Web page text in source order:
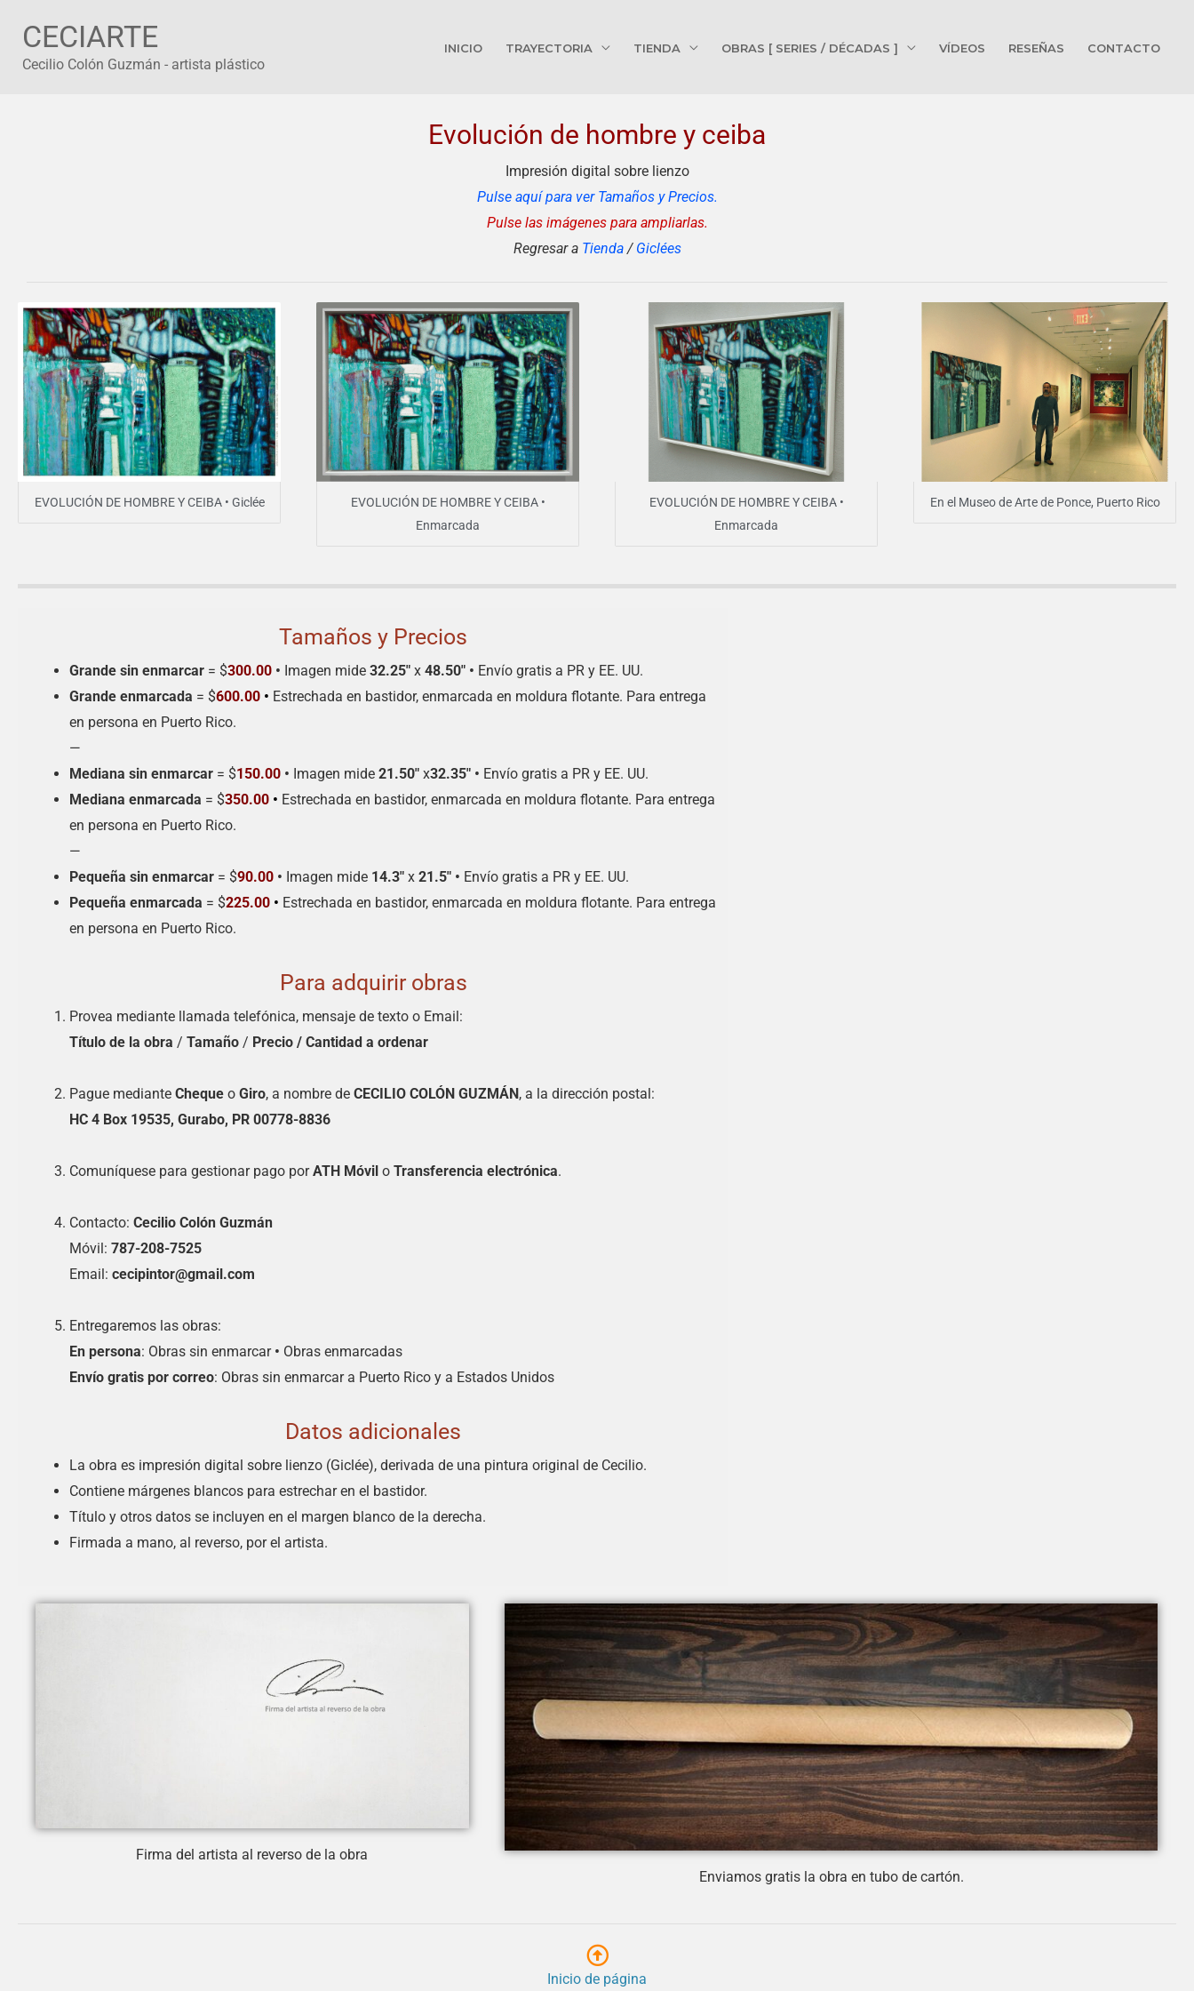
contenido
CECIARTE
Cecilio Colón Guzmán - artista plástico
INICIO TRAYECTORIA TIENDA OBRAS [ SERIES / DÉCADAS ] VÍDEOS RESEÑAS CONTACTO
Evolución de hombre y ceiba
Impresión digital sobre lienzo
Pulse aquí para ver Tamaños y Precios.
Pulse las imágenes para ampliarlas.
Regresar a Tienda/ Giclées
EVOLUCIÓN DE HOMBRE Y CEIBA • Giclée
EVOLUCIÓN DE HOMBRE Y CEIBA •
Enmarcada
EVOLUCIÓN DE HOMBRE Y CEIBA •
Enmarcada
En el Museo de Arte de Ponce, Puerto Rico
Tamaños y Precios
Grande sin enmarcar = $300.00 • Imagen mide 32.25″ x 48.50″ • Envío gratis a PR y EE. UU.
Grande enmarcada = $600.00 • Estrechada en bastidor, enmarcada en moldura flotante. Para entrega
en persona en Puerto Rico.
—
Mediana sin enmarcar = $150.00 • Imagen mide 21.50″ x32.35″ • Envío gratis a PR y EE. UU.
Mediana enmarcada = $350.00 • Estrechada en bastidor, enmarcada en moldura flotante. Para entrega
en persona en Puerto Rico.
—
Pequeña sin enmarcar = $90.00 • Imagen mide 14.3″ x 21.5″ • Envío gratis a PR y EE. UU.
Pequeña enmarcada = $225.00 • Estrechada en bastidor, enmarcada en moldura flotante. Para entrega
en persona en Puerto Rico.
Para adquirir obras
Provea mediante llamada telefónica, mensaje de texto o Email:
Título de la obra / Tamaño / Precio / Cantidad a ordenar
Pague mediante Cheque o Giro, a nombre de CECILIO COLÓN GUZMÁN, a la dirección postal:
HC 4 Box 19535, Gurabo, PR 00778-8836
Comuníquese para gestionar pago porATH Móvil o Transferencia electrónica.
Contacto: Cecilio Colón Guzmán
Móvil: 787-208-7525
Email: cecipintor@gmail.com
Entregaremos las obras:
En persona: Obras sin enmarcar • Obras enmarcadas
Envío gratis por correo: Obras sin enmarcar a Puerto Rico y a Estados Unidos
Datos adicionales
La obra es impresión digital sobre lienzo (Giclée), derivada de una pintura original de Cecilio.
Contiene márgenes blancos para estrechar en el bastidor.
Título y otros datos se incluyen en el margen blanco de la derecha.
Firmada a mano, al reverso, por el artista.
Firma del artista al reverso de la obra
Enviamos gratis la obra en tubo de cartón.
Inicio de página